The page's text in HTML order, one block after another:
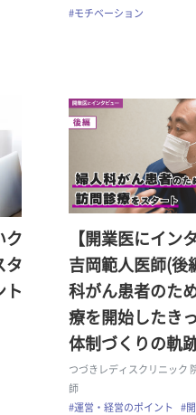
#モチベーション
ク
タ
ト
【開業医にイン
吉岡範人医師(後
科がん患者のた
療を開始したき
体制づくりの軌
つづきレディスクリニック
師
#運営・経営のポイント
#